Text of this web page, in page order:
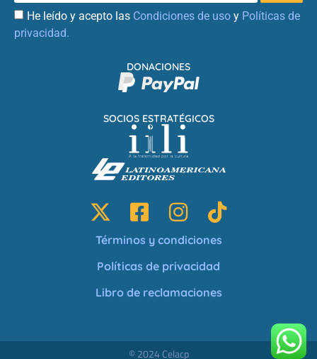
He leído y acepto las Condiciones de uso y Políticas de
privacidad.
SOCIOS ESTRATÉGICOS
DONACIONES
Términos y condiciones
Políticas de privacidad
Libro de reclamaciones
© 2024 Celacp